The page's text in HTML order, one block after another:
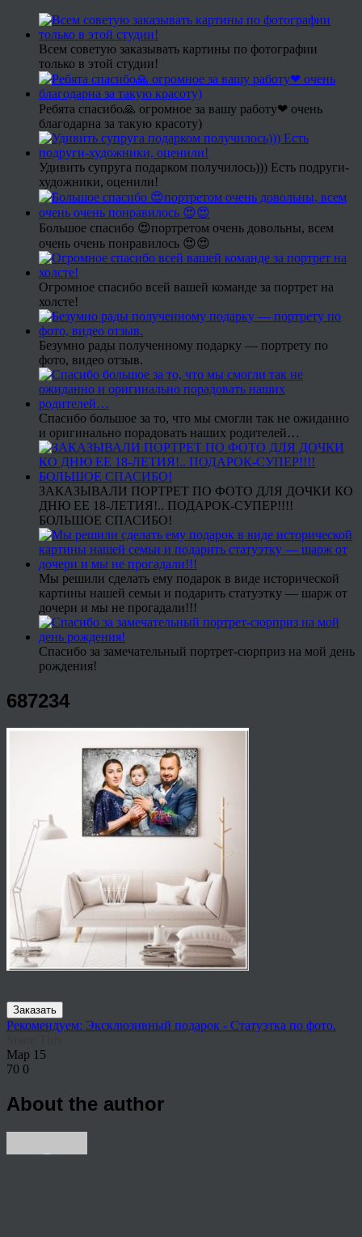
Всем советую заказывать картины по фотографии
только в этой студии!
Ребята спасибо🙏 огромное за вашу работу❤ очень
благодарна за такую красоту)
Удивить супруга подарком получилось))) Есть подруги-
художники, оценили!
Большое спасибо 😍портретом очень довольны, всем
очень очень понравилось 😍😍
Огромное спасибо всей вашей команде за портрет на
холсте!
Безумно рады полученному подарку — портрету по
фото, видео отзыв.
Спасибо большое за то, что мы смогли так не ожиданно
и оригинально порадовать наших родителей…
ЗАКАЗЫВАЛИ ПОРТРЕТ ПО ФОТО ДЛЯ ДОЧКИ КО
ДНЮ ЕЕ 18-ЛЕТИЯ!.. ПОДАРОК-СУПЕР!!!!
БОЛЬШОЕ СПАСИБО!
Мы решили сделать ему подарок в виде исторической
картины нашей семьи и подарить статуэтку — шарж от
дочери и мы не прогадали!!!
Спасибо за замечательный портрет-сюрприз на мой день
рождения!
687234
Заказать
Рекомендуем: Эксклюзивный подарок - Статуэтка по фото.
Мар 15
70 0
About the author